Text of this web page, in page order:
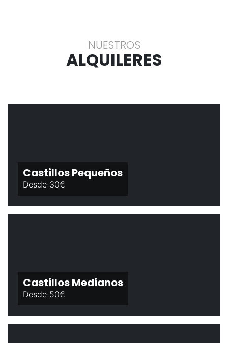
NUESTROS
ALQUILERES
Castillos Pequeños
Desde 30€
Castillos Medianos
Desde 50€